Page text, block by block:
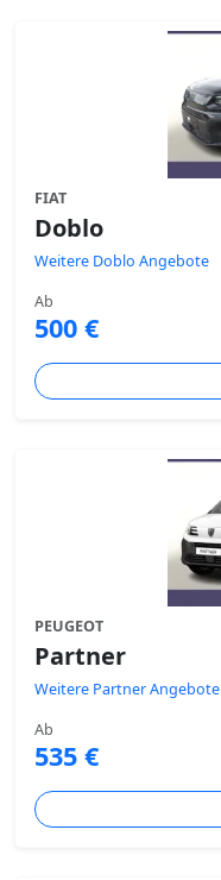
FIAT
Doblo
Weitere Doblo Angebote
Ab
500 €
PEUGEOT
Partner
Weitere Partner Angebote
Ab
535 €